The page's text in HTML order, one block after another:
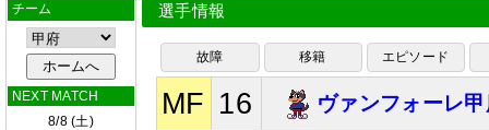
チーム
NEXT MATCH
8/8 (土)
選手情報
故障 移籍 エピソード
MF 16 ヴァンフォーレ